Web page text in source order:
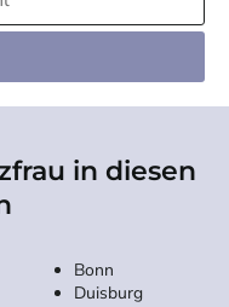
in diesen
Bonn
Duisburg